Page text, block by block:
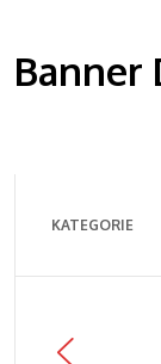
Banner
KATEGORIE